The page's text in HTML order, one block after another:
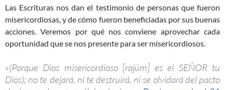
Las Escrituras nos dan el testimonio de personas que fueron
misericordiosas, y de cómo fueron beneficiadas por sus buenas
acciones. Veremos por qué nos conviene aprovechar cada
oportunidad que se nos presente para ser misericordiosos.
«(Porque Dios misericordioso [rajúm] es el SEÑOR tu
Dios); no te dejará, ni te destruirá, ni se olvidará del pacto